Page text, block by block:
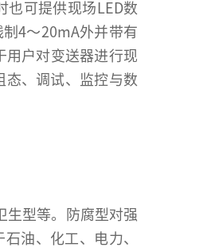
也可提供现场LED数
4～20mA外并带有
用户对变送器进行现
态、调试、监控与数
生型等。防腐型对强
油、化工、电力、